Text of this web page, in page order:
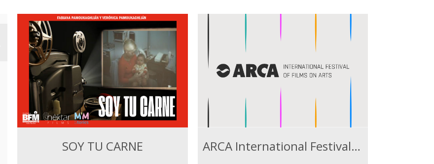
SOY TU CARNE ARCA International Festival of Films on Arts